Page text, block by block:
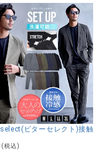
ツ/全4色ビターセレクト)接触
(税込)